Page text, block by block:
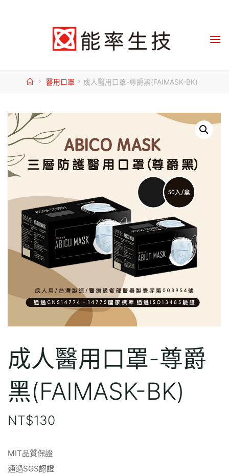
Home醫用口罩 成人醫用口罩-尊爵黑(FAIMASK-BK)
成人醫用口罩-尊爵
黑(FAIMASK-BK)
NT$130
MIT品質保證
通過SGS認證